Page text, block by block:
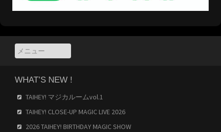
WHAT’S NEW !
TAIHEY! マジカルームvol.1
TAIHEY! CLOSE-UP MAGIC LIVE 2026
2026 TAIHEY! BIRTHDAY MAGIC SHOW